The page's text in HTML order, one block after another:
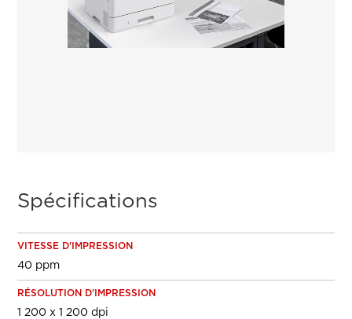
Spécifications
VITESSE D'IMPRESSION
40 ppm
RÉSOLUTION D'IMPRESSION
1 200 x 1 200 dpi